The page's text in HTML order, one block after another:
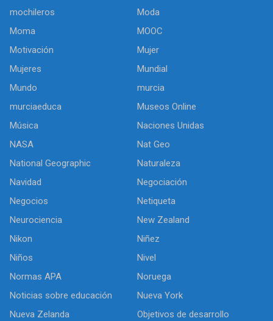
mochileros
Moda
Moma
MOOC
Motivación
Mujer
Mujeres
Mundial
Mundo
murcia
murciaeduca
Museos Online
Música
Naciones Unidas
NASA
Nat Geo
National Geographic
Naturaleza
Navidad
Negociación
Negocios
Netiqueta
Neurociencia
New Zealand
Nikon
Niñez
Niños
Nivel
Normas APA
Noruega
Noticias sobre educación
Nueva York
Nueva Zelanda
Objetivos de desarrollo